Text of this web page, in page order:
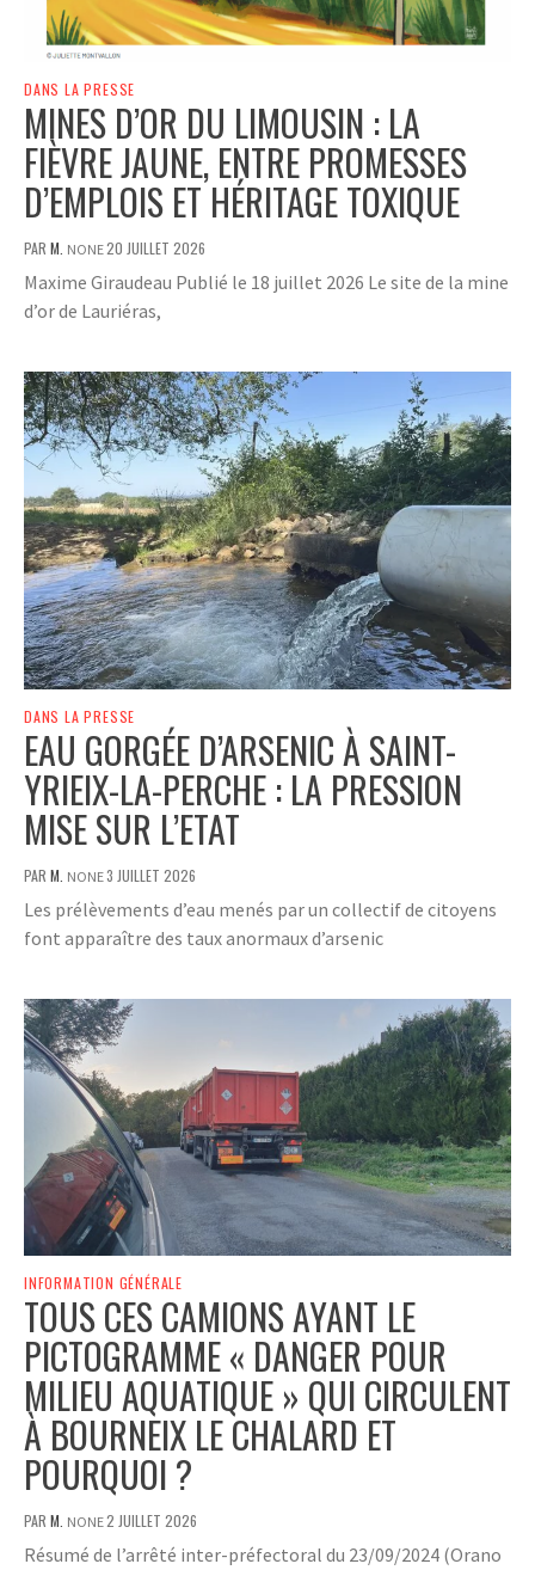
DANS LA PRESSE
MINES D’OR DU LIMOUSIN : LA
FIÈVRE JAUNE, ENTRE PROMESSES
D’EMPLOIS ET HÉRITAGE TOXIQUE
PAR M. NONE20 JUILLET 2026
Maxime Giraudeau Publié le 18 juillet 2026 Le site de la mine
d’or de Lauriéras,
DANS LA PRESSE
EAU GORGÉE D’ARSENIC À SAINT-
YRIEIX-LA-PERCHE : LA PRESSION
MISE SUR L’ETAT
PAR M. NONE3 JUILLET 2026
Les prélèvements d’eau menés par un collectif de citoyens
font apparaître des taux anormaux d’arsenic
INFORMATION GÉNÉRALE
TOUS CES CAMIONS AYANT LE
PICTOGRAMME « DANGER POUR
MILIEU AQUATIQUE » QUI CIRCULENT
À BOURNEIX LE CHALARD ET
POURQUOI ?
PAR M. NONE2 JUILLET 2026
Résumé de l’arrêté inter-préfectoral du 23/09/2024 (Orano